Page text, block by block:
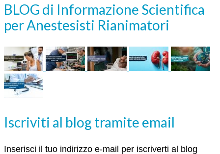
BLOG di Informazione Scientifica
per Anestesisti Rianimatori
Iscriviti al blog tramite email
Inserisci il tuo indirizzo e-mail per iscriverti al blog